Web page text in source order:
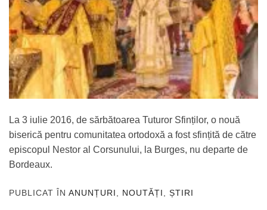
La 3 iulie 2016, de sărbătoarea Tuturor Sfinților, o nouă
biserică pentru comunitatea ortodoxă a fost sfințită de către
episcopul Nestor al Corsunului, la Burges, nu departe de
Bordeaux.
PUBLICAT ÎN ANUNȚURI, NOUTĂȚI, ȘTIRI